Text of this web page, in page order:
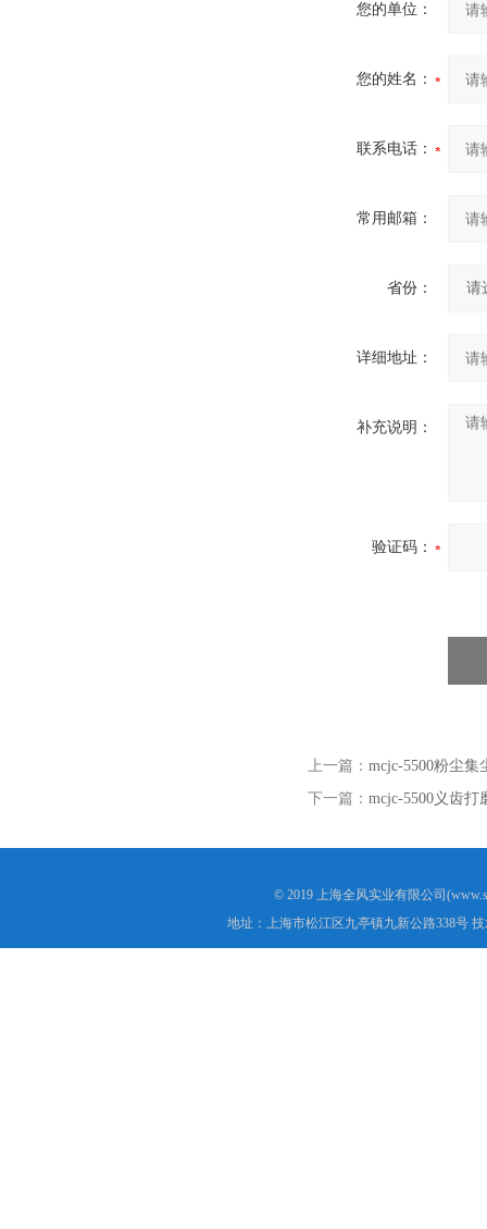
您的单位：
您的姓名：
联系电话：
常用邮箱：
省份：
详细地址：
补充说明：
验证码：
上一篇： mcjc-5500粉尘集
下一篇： mcjc-5500义齿打
© 2019 上海全风实业有限公司
地址：上海市松江区九亭镇九新公路338号